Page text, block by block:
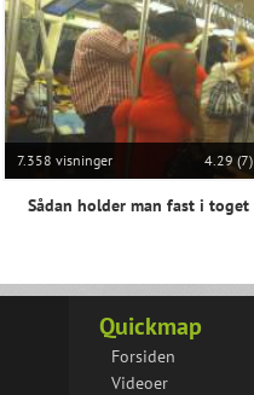
7.358 visninger 4.29 (7)
Sådan holder man fast i toget
Quickmap
Forsiden
Videoer